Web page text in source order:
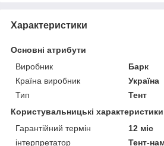
Характеристики
Основні атрибути
Виробник
Барк
Країна виробник
Україна
Тип
Тент
Користувальницькі характеристики
Гарантійний термін
12 міс
інтерпретатор
Тент-